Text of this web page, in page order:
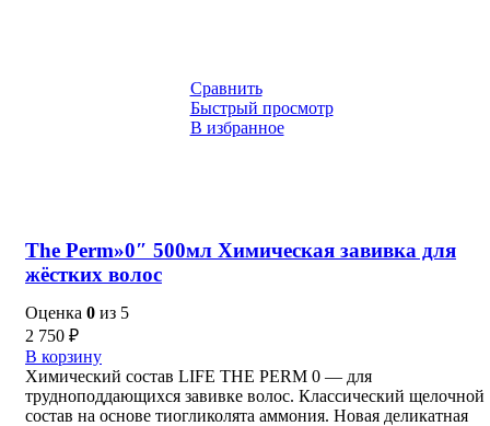
Сравнить
Быстрый просмотр
В избранное
The Perm»0″ 500мл Химическая завивка для
жёстких волос
Оценка 0 из 5
2 750 ₽
В корзину
Химический состав LIFE THE PERM 0 — для
трудноподдающихся завивке волос. Классический щелочной
состав на основе тиогликолята аммония. Новая деликатная